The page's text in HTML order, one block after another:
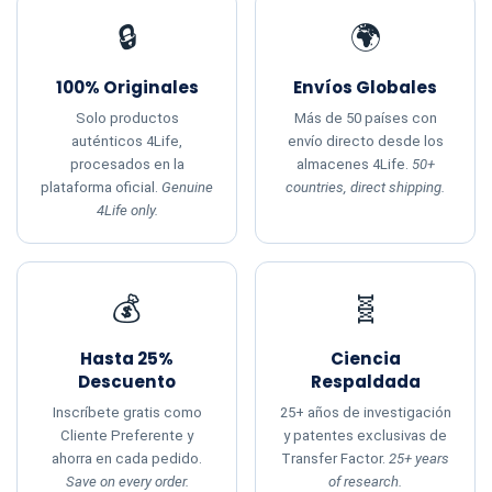
🔒
100% Originales
Solo productos
auténticos 4Life,
procesados en la
plataforma oficial. Genuine
4Life only.
🌍
Envíos Globales
Más de 50 países con
envío directo desde los
almacenes 4Life. 50+
countries, direct shipping.
💰
Hasta 25%
Descuento
Inscríbete gratis como
Cliente Preferente y
ahorra en cada pedido.
Save on every order.
🧬
Ciencia
Respaldada
25+ años de investigación
y patentes exclusivas de
Transfer Factor. 25+ years
of research.